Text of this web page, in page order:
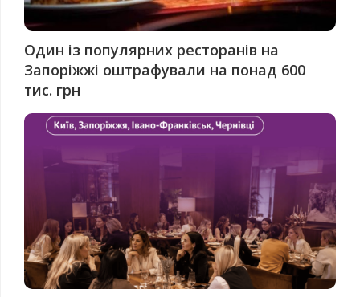
Один із популярних ресторанів на
Запоріжжі оштрафували на понад 600
тис. грн